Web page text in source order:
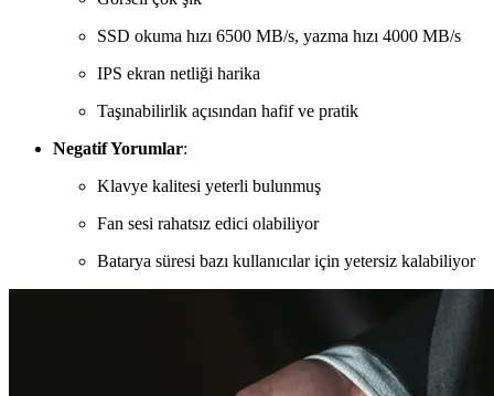
SSD okuma hızı 6500 MB/s, yazma hızı 4000 MB/s
IPS ekran netliği harika
Taşınabilirlik açısından hafif ve pratik
Negatif Yorumlar:
Klavye kalitesi yeterli bulunmuş
Fan sesi rahatsız edici olabiliyor
Batarya süresi bazı kullanıcılar için yetersiz kalabiliyor